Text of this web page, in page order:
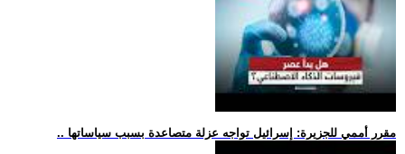
.. مقرر أممي للجزيرة: إسرائيل تواجه عزلة متصاعدة بسبب سياساتها